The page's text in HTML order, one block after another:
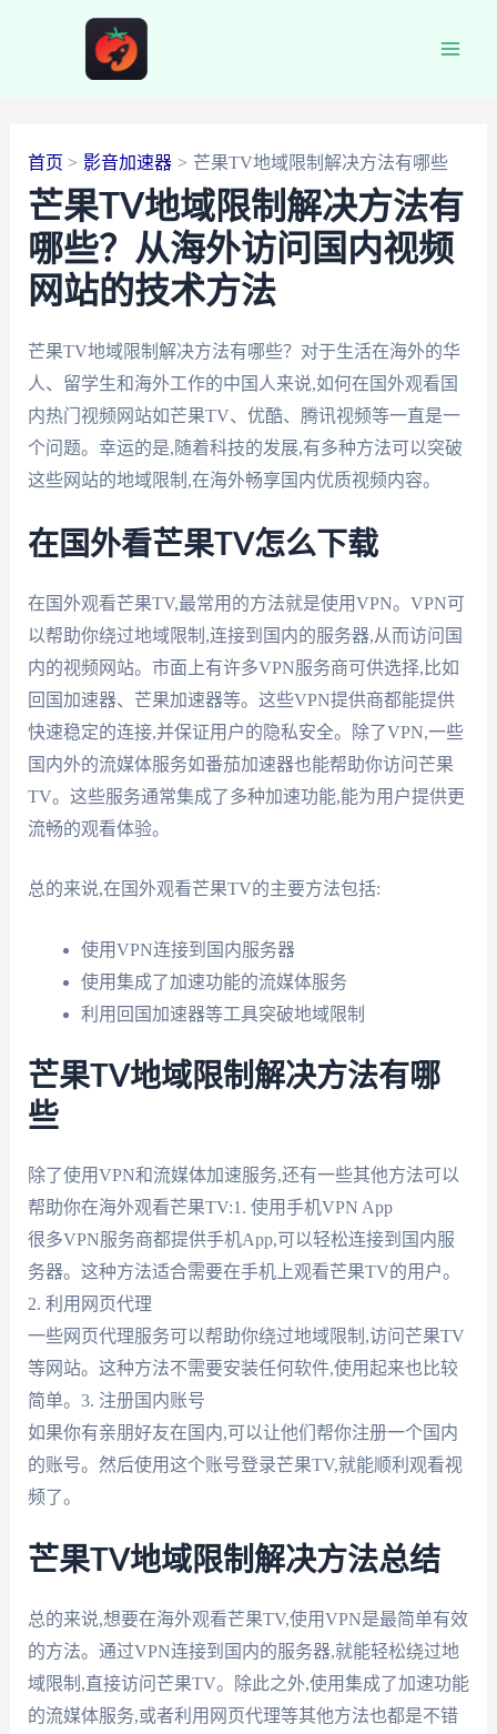
首页 影音加速器 芒果TV地域限制解决方法有哪些
芒果TV地域限制解决方法有
哪些？从海外访问国内视频
网站的技术方法
芒果TV地域限制解决方法有哪些？对于生活在海外的华
人、留学生和海外工作的中国人来说,如何在国外观看国
内热门视频网站如芒果TV、优酷、腾讯视频等一直是一
个问题。幸运的是,随着科技的发展,有多种方法可以突破
这些网站的地域限制,在海外畅享国内优质视频内容。
在国外看芒果TV怎么下载
在国外观看芒果TV,最常用的方法就是使用VPN。VPN可
以帮助你绕过地域限制,连接到国内的服务器,从而访问国
内的视频网站。市面上有许多VPN服务商可供选择,比如
回国加速器、芒果加速器等。这些VPN提供商都能提供
快速稳定的连接,并保证用户的隐私安全。除了VPN,一些
国内外的流媒体服务如番茄加速器也能帮助你访问芒果
TV。这些服务通常集成了多种加速功能,能为用户提供更
流畅的观看体验。
总的来说,在国外观看芒果TV的主要方法包括:
使用VPN连接到国内服务器
使用集成了加速功能的流媒体服务
利用回国加速器等工具突破地域限制
芒果TV地域限制解决方法有哪
些
除了使用VPN和流媒体加速服务,还有一些其他方法可以
帮助你在海外观看芒果TV:1. 使用手机VPN App
很多VPN服务商都提供手机App,可以轻松连接到国内服
务器。这种方法适合需要在手机上观看芒果TV的用户。
2. 利用网页代理
一些网页代理服务可以帮助你绕过地域限制,访问芒果TV
等网站。这种方法不需要安装任何软件,使用起来也比较
简单。3. 注册国内账号
如果你有亲朋好友在国内,可以让他们帮你注册一个国内
的账号。然后使用这个账号登录芒果TV,就能顺利观看视
频了。
芒果TV地域限制解决方法总结
总的来说,想要在海外观看芒果TV,使用VPN是最简单有效
的方法。通过VPN连接到国内的服务器,就能轻松绕过地
域限制,直接访问芒果TV。除此之外,使用集成了加速功能
的流媒体服务,或者利用网页代理等其他方法也都是不错